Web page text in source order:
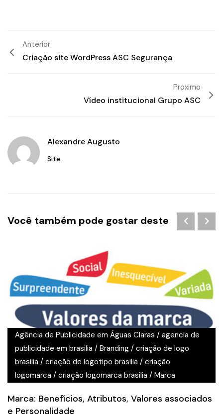
Anterior
Criação site WordPress ASC Segurança
Proximo
Vídeo institucional Grupo ASC
Alexandre Augusto
Site
Você também pode gostar deste
Agência de Publicidade em Águas Claras / agencia de
publicidade em brasilia / Branding / criação de logo
brasilia / criação de logotipo brasilia / criação
logomarca / criação logomarca brasilia / Marca
Marca: Benefícios, Atributos, Valores associados
e Personalidade